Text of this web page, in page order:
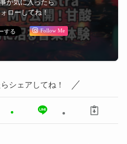
が気に入ったら
ローしてね！
Follow Me
シェアしてね！